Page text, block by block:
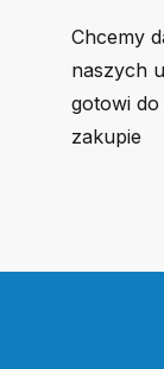
Chcemy
naszych
gotowi
zakupie